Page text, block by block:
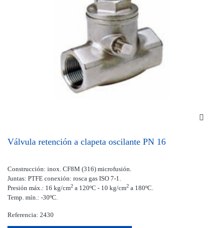
Válvula retención a clapeta oscilante PN 16
Construcción: inox. CF8M (316) microfusión.
Juntas: PTFE conexión: rosca gas ISO 7-1.
Presión máx.: 16 kg/cm2 a 120ºC - 10 kg/cm2 a 180ºC.
Temp. mín.: -30ºC.
Referencia: 2430